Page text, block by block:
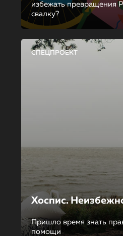
избежать превращения
свалку?
СПЕЦПРОЕКТ
Хоспис.
Пришло время знать
помощи